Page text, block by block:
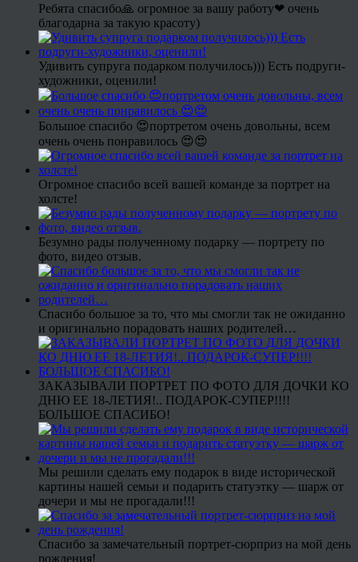
Ребята спасибо🙏 огромное за вашу работу❤ очень
благодарна за такую красоту)
Удивить супруга подарком получилось))) Есть подруги-
художники, оценили!
Большое спасибо 😍портретом очень довольны, всем
очень очень понравилось 😍😍
Огромное спасибо всей вашей команде за портрет на
холсте!
Безумно рады полученному подарку — портрету по
фото, видео отзыв.
Спасибо большое за то, что мы смогли так не ожиданно
и оригинально порадовать наших родителей…
ЗАКАЗЫВАЛИ ПОРТРЕТ ПО ФОТО ДЛЯ ДОЧКИ КО
ДНЮ ЕЕ 18-ЛЕТИЯ!.. ПОДАРОК-СУПЕР!!!!
БОЛЬШОЕ СПАСИБО!
Мы решили сделать ему подарок в виде исторической
картины нашей семьи и подарить статуэтку — шарж от
дочери и мы не прогадали!!!
Спасибо за замечательный портрет-сюрприз на мой день
рождения!